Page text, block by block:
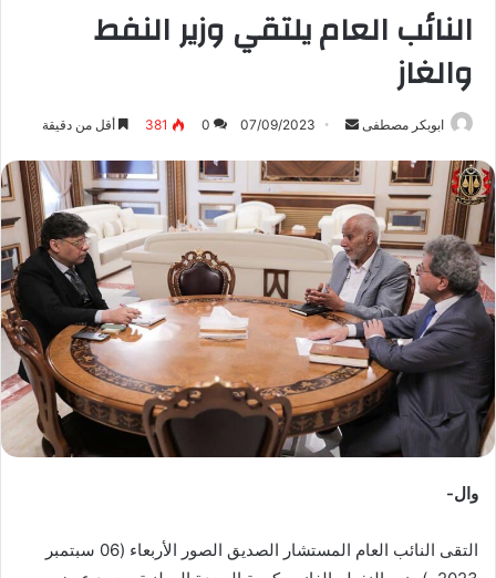
النائب العام يلتقي وزير النفط
والغاز
ابوبكر مصطفى
س
ل
ب
ر
ي
د
ا
إ
ك
ت
ي
07/09/2023
0
381 أقل من دقيقة
وال-
التقى النائب العام المستشار الصديق الصور الأربعاء (06 سبتمبر